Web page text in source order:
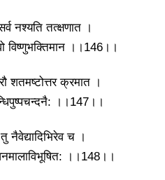
नश्यति तत्क्षणात ।
विष्णुभक्तिमान ।।146।।
शतमष्टोत्तर क्रमात ।
।।147।।
नैवेद्यादिभिरेव च ।
वनमालाविभूषित: ।।148।।